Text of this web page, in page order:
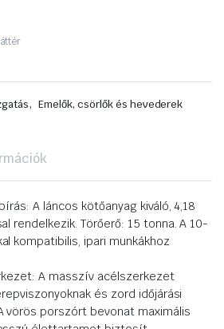
, Emelők, csörlők és hevederek
A láncos kötőanyag kiváló, 4,18
rendelkezik. Törőerő: 15 tonna. A 10-
kompatibilis, ipari munkákhoz
A masszív acélszerkezet
és zord időjárási
vörös porszórt bevonat maximális